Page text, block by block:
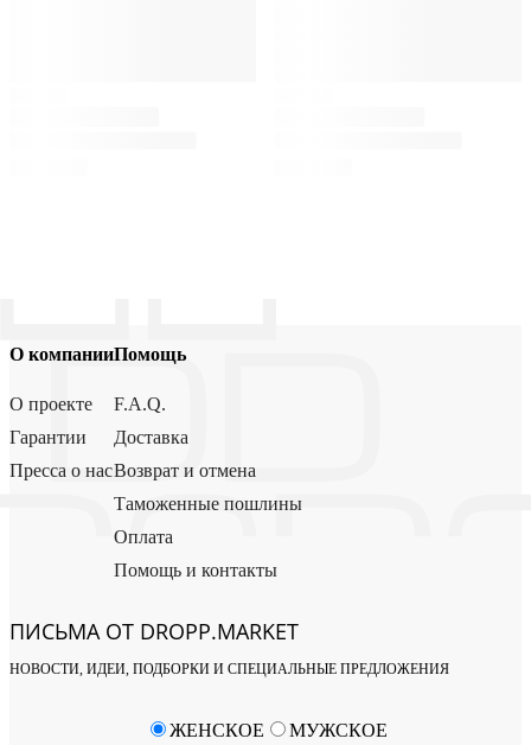
О компании
О проекте
Гарантии
Пресса о нас
Помощь
F.A.Q.
Доставка
Возврат и отмена
Таможенные пошлины
Оплата
Помощь и контакты
ПИСЬМА ОТ DROPP.MARKET
НОВОСТИ, ИДЕИ, ПОДБОРКИ И СПЕЦИАЛЬНЫЕ ПРЕДЛОЖЕНИЯ
ЖЕНСКОЕ МУЖСКОЕ